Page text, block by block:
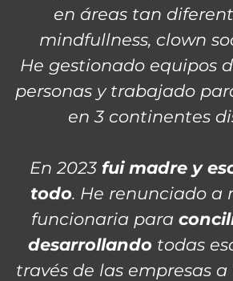
en áreas tan
mindfullness, clown
He gestionado equipos
personas y trabajado
en 3 continentes
En 2023 fui madre y
todo. He renunciado a
funcionaria para
desarrollando todas
través de las empresas